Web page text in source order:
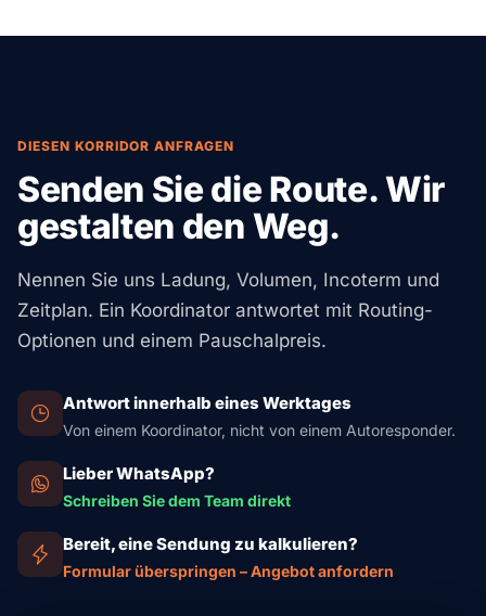
Zollsenkungen oder -befreiungen zu identifizieren.
DIESEN KORRIDOR ANFRAGEN
Senden Sie die Route. Wir
gestalten den Weg.
Nennen Sie uns Ladung, Volumen, Incoterm und
Zeitplan. Ein Koordinator antwortet mit Routing-
Optionen und einem Pauschalpreis.
Antwort innerhalb eines Werktages
Von einem Koordinator, nicht von einem Autoresponder.
Lieber WhatsApp?
Schreiben Sie dem Team direkt
Bereit, eine Sendung zu kalkulieren?
Formular überspringen – Angebot anfordern